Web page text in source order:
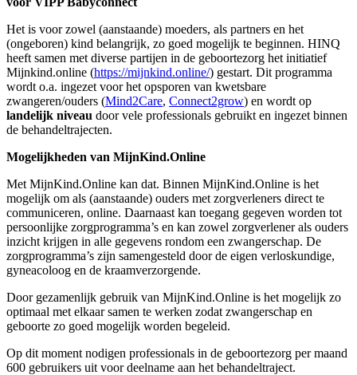
Het is voor zowel (aanstaande) moeders, als partners en het
(ongeboren) kind belangrijk, zo goed mogelijk te beginnen. HINQ
heeft samen met diverse partijen in de geboortezorg het initiatief
Mijnkind.online (https://mijnkind.online/) gestart. Dit programma
wordt o.a. ingezet voor het opsporen van kwetsbare
zwangeren/ouders (Mind2Care, Connect2grow) en wordt op
landelijk niveau door vele professionals gebruikt en ingezet binnen
de behandeltrajecten.
Mogelijkheden van MijnKind.Online
Met MijnKind.Online kan dat. Binnen MijnKind.Online is het
mogelijk om als (aanstaande) ouders met zorgverleners direct te
communiceren, online. Daarnaast kan toegang gegeven worden tot
persoonlijke zorgprogramma’s en kan zowel zorgverlener als ouders
inzicht krijgen in alle gegevens rondom een zwangerschap. De
zorgprogramma’s zijn samengesteld door de eigen verloskundige,
gyneacoloog en de kraamverzorgende.
Door gezamenlijk gebruik van MijnKind.Online is het mogelijk zo
optimaal met elkaar samen te werken zodat zwangerschap en
geboorte zo goed mogelijk worden begeleid.
Op dit moment nodigen professionals in de geboortezorg per maand
600 gebruikers uit voor deelname aan het behandeltraject.